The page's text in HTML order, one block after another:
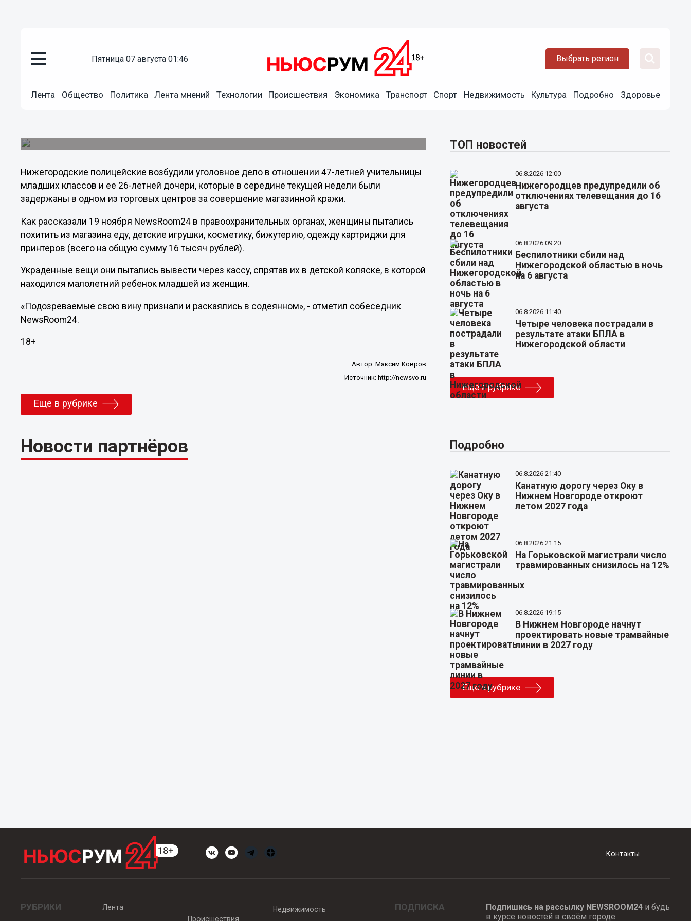
пятница 07 августа 01:46 Выбрать регион
Лента Общество Политика Лента мнений Технологии Происшествия Экономика Транспорт Спорт Недвижимость Культура Подробно Здоровье
В Нижнем Новгороде школьная учительница пыталась
Нижегородские полицейские возбудили уголовное дело в отношении 47-летней учительницы
младших классов и ее 26-летней дочери, которые в середине текущей недели были
задержаны в одном из торговых центров за совершение магазинной кражи.
Как рассказали 19 ноября NewsRoom24 в правоохранительных органах, женщины пытались
похитить из магазина еду, детские игрушки, косметику, бижутерию, одежду картриджи для
принтеров (всего на общую сумму 16 тысяч рублей).
Украденные вещи они пытались вывести через кассу, спрятав их в детской коляске, в которой
находился малолетний ребенок младшей из женщин.
«Подозреваемые свою вину признали и раскаялись в содеянном», - отметил собеседник
NewsRoom24.
18+
Автор: Максим Ковров
Источник: http://newsvo.ru
Еще в рубрике
Новости партнёров
ТОП новостей
06.8.2026 12:00
Нижегородцев предупредили об
отключениях телевещания до 16
августа
06.8.2026 09:20
Беспилотники сбили над
Нижегородской областью в ночь
на 6 августа
06.8.2026 11:40
Четыре человека пострадали в
результате атаки БПЛА в
Нижегородской области
Еще в рубрике
Подробно
06.8.2026 21:40
Канатную дорогу через Оку в
Нижнем Новгороде откроют
летом 2027 года
06.8.2026 21:15
На Горьковской магистрали число
травмированных снизилось на 12%
06.8.2026 19:15
В Нижнем Новгороде начнут
проектировать новые трамвайные
линии в 2027 году
Еще в рубрике
Контакты
РУБРИКИ
Лента
Происшествия
Недвижимость ПОДПИСКА Подпишись на рассылку NEWSROOM24и будь
в курсе новостей в своём городе: